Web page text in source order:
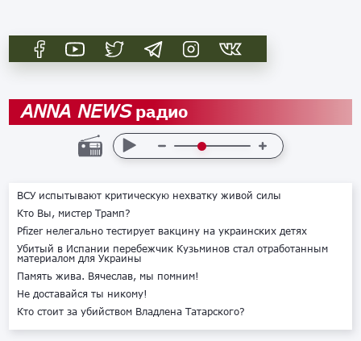
ANNA NEWSрадио
ВСУ испытывают критическую нехватку живой силы
Кто Вы, мистер Трамп?
Pfizer нелегально тестирует вакцину на украинских детях
Убитый в Испании перебежчик Кузьминов стал отработанным
материалом для Украины
Память жива. Вячеслав, мы помним!
Не доставайся ты никому!
Кто стоит за убийством Владлена Татарского?